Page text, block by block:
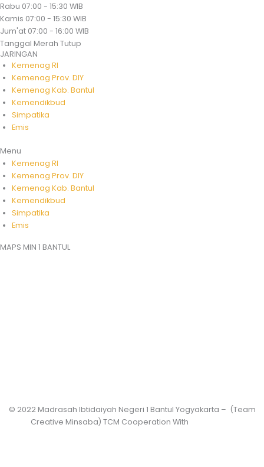
Rabu 07:00 - 15:30 WIB
Kamis 07:00 - 15:30 WIB
Jum'at 07:00 - 16:00 WIB
Tanggal Merah Tutup
JARINGAN
Kemenag RI
Kemenag Prov. DIY
Kemenag Kab. Bantul
Kemendikbud
Simpatika
Emis
Menu
Kemenag RI
Kemenag Prov. DIY
Kemenag Kab. Bantul
Kemendikbud
Simpatika
Emis
MAPS MIN 1 BANTUL
© 2022 Madrasah Ibtidaiyah Negeri 1 Bantul Yogyakarta – (Team
Creative Minsaba) TCM Cooperation With